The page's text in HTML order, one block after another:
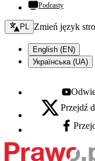
Podcasty
Zmień język - bieżący:
PL Zmień język
English (EN)
Українська (UA)
Youtube -
X - otwiera się w
Przejdź
Facebook -